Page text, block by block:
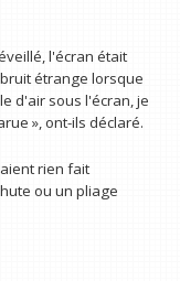
l'écran était
étrange lorsque
d'air sous l'écran, je
», ont-ils déclaré.
rien fait
ou un pliage